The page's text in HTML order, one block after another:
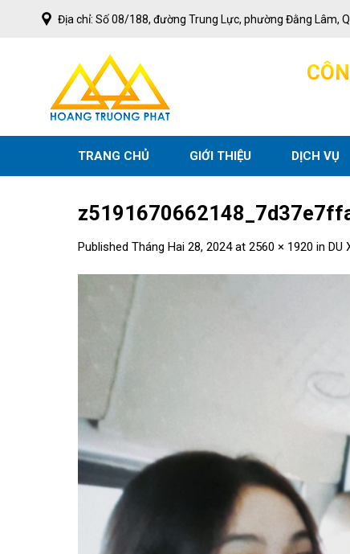
Địa chỉ: Số 08/188, đường Trung Lực, phường Đằng Lâm,
CÔN
TRANG CHỦ GIỚI THIỆU DỊCH VỤ
Published Tháng Hai 28, 2024at 2560 × 1920 in DU